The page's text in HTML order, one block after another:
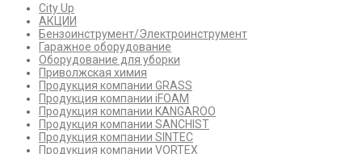
City Up
АКЦИИ
Бензоинструмент/Электроинструмент
Гаражное оборудование
Оборудование для уборки
Приволжская химия
Продукция компании GRASS
Продукция компании iFOAM
Продукция компании KANGAROO
Продукция компании SANCHIST
Продукция компании SINTEC
Продукция компании VORTEX